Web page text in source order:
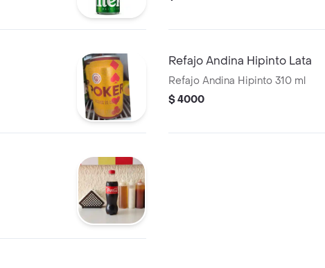
Refajo Andina Hipinto Lata
Refajo Andina Hipinto 310 ml
$ 4000